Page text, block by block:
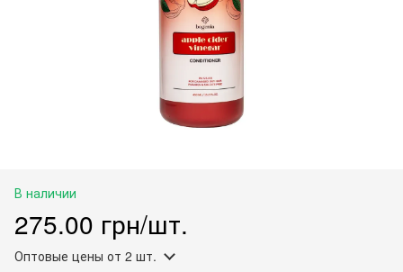
В наличии
275.00 грн/шт.
Оптовые цены от 2 шт.